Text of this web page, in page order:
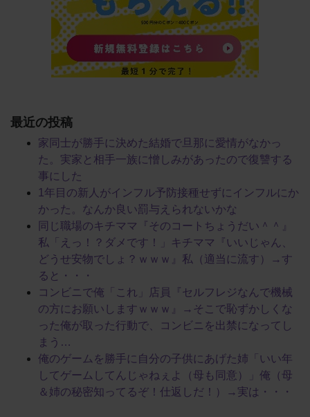
最近の投稿
家同士が勝手に決めた結婚で旦那に愛情がなかっ
た。実家と相手一族に憎しみがあったので復讐する
事にした
1年目の新人がインフル予防接種せずにインフルにか
かった。なんか良い罰与えられないかな
同じ職場のキチママ『そのコートちょうだい＾＾』
私「えっ！？ダメです！」キチママ『いいじゃん、
どうせ安物でしょ？ｗｗｗ』私（適当に流す）→す
ると・・・
コンビニで俺「これ」店員『セルフレジなんで機械
の方にお願いしますｗｗｗ』→そこで恥ずかしくな
った俺が取った行動で、コンビニを出禁になってし
まう…
俺のゲームを勝手に自分の子供にあげた姉「いい年
してゲームしてんじゃねぇよ（母も同意）」俺（母
＆姉の秘密知ってるぞ！仕返しだ！）→実は・・・